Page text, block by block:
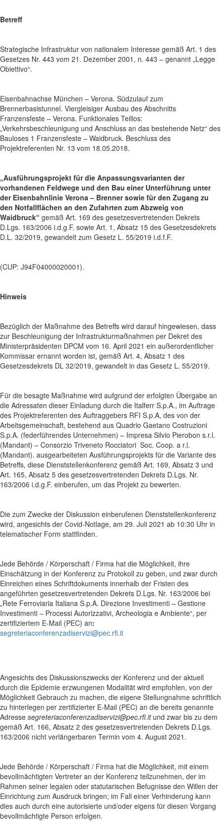
Betreff
Strategische Infrastruktur von nationalem Interesse gemäß Art. 1 des
Gesetzes Nr. 443 vom 21. Dezember 2001, n. 443 – genannt „Legge
Obiettivo“.
Eisenbahnachse München – Verona. Südzulauf zum
Brennerbasistunnel. Viergleisiger Ausbau des Abschnitts
Franzensfeste – Verona. Funktionales Teillos:
„Verkehrsbeschleunigung und Anschluss an das bestehende Netz“ des
Bauloses 1 Franzensfeste – Waidbruck. Beschluss des
Projektreferenten Nr. 13 vom 18.05.2018.
„Ausführungsprojekt für die Anpassungsvarianten der
vorhandenen Feldwege und den Bau einer Unterführung unter
der Eisenbahnlinie Verona – Brenner sowie für den Zugang zu
den Notfallflächen an den Zufahrten zum Abzweig von
Waidbruck“ gemäß Art. 169 des gesetzesvertretenden Dekrets
D.Lgs. 163/2006 i.d.g.F. sowie Art. 1, Absatz 15 des Gesetzesdekrets
D.L. 32/2019, gewandelt zum Gesetz L. 55/2019 i.d.f.F.
(CUP: J94F04000020001).
Hinweis
Bezüglich der Maßnahme des Betreffs wird darauf hingewiesen, dass
zur Beschleunigung der Infrastrukturmaßnahmen per Dekret des
Ministerpräsidenten DPCM vom 16. April 2021 ein außerordentlicher
Kommissar ernannt worden ist, gemäß Art. 4, Absatz 1 des
Gesetzesdekrets DL 32/2019, gewandelt in das Gesetz L. 55/2019.
Für die besagte Maßnahme wird aufgrund der erfolgten Übergabe an
die Adressaten dieser Einladung durch die Italferr S.p.A., im Auftrage
des Projektreferenten des Auftraggebers RFI S.p.A, des von der
Arbeitsgemeinschaft, bestehend aus Quadrio Gaetano Costruzioni
S.p.A. (federführendes Unternehmen) – Impresa Silvio Pierobon s.r.l.
(Mandant) – Consorzio Triveneto Rocciatori Soc. Coop. a r.l.
(Mandant). ausgearbeiteten Ausführungsprojekts für die Variante des
Betreffs, diese Dienststellenkonferenz gemäß Art. 169, Absatz 3 und
Art. 165, Absatz 5 des gesetzesvertretenden Dekrets D.Lgs. Nr.
163/2006 i.d.g.F. einberufen, um das Projekt zu bewerten.
Die zum Zwecke der Diskussion einberufenen Dienststellenkonferenz
wird, angesichts der Covid-Notlage, am 29. Juli 2021 ab 10:30 Uhr in
telematischer Form stattfinden.
Jede Behörde / Körperschaft / Firma hat die Möglichkeit, ihre
Einschätzung in der Konferenz zu Protokoll zu geben, und zwar durch
Einreichen eines Schriftdokuments innerhalb der Fristen des
angeführten gesetzesvertretenden Dekrets D.Lgs. Nr. 163/2006 bei
„Rete Ferroviaria Italiana S.p.A. Direzione Investimenti – Gestione
Investimenti – Processi Autorizzativi, Archeologia e Ambiente“, per
zertifiziertem E-Mail (PEC) an:
segreteriaconferenzadiservizi@pec.rfi.it
Angesichts des Diskussionszwecks der Konferenz und der aktuell
durch die Epidemie erzwungenen Modalität wird empfohlen, von der
Möglichkeit Gebrauch zu machen, die eigene Stellungnahme schriftlich
zu hinterlegen per zertifizierter E-Mail (PEC) an die bereits genannte
Adresse segreteriaconferenzadiservizi@pec.rfi.itund zwar bis zu dem
gemäß Art. 166, Absatz 2 des gesetzesvertretenden Dekrets D.Lgs.
163/2006 nicht verlängerbaren Termin vom 4. August 2021.
Jede Behörde / Körperschaft / Firma hat die Möglichkeit, mit einem
bevollmächtigten Vertreter an der Konferenz teilzunehmen, der im
Rahmen seiner legalen oder statutarischen Befugnisse den Willen der
Einrichtung zum Ausdruck bringen; im Fall einer Verhinderung kann
dies auch durch eine autorisierte und/oder eigens für diesen Vorgang
bevollmächtigte Person erfolgen.